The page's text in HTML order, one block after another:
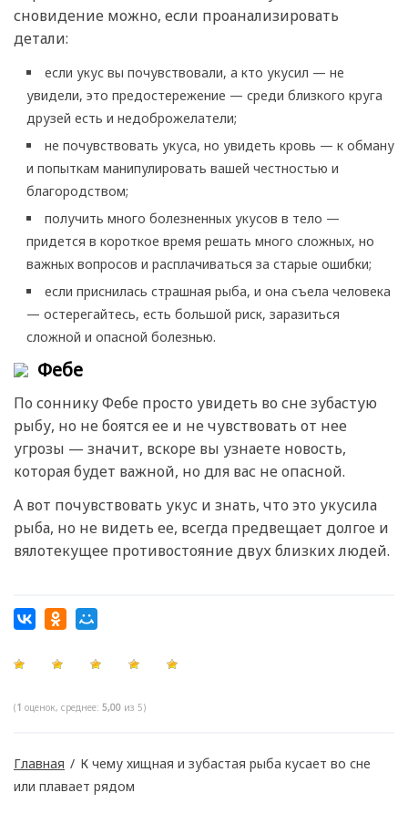
сновидение можно, если проанализировать
детали:
если укус вы почувствовали, а кто укусил — не
увидели, это предостережение — среди близкого круга
друзей есть и недоброжелатели;
не почувствовать укуса, но увидеть кровь — к обману
и попыткам манипулировать вашей честностью и
благородством;
получить много болезненных укусов в тело —
придется в короткое время решать много сложных, но
важных вопросов и расплачиваться за старые ошибки;
если приснилась страшная рыба, и она съела человека
— остерегайтесь, есть большой риск, заразиться
сложной и опасной болезнью.
Фебе
По соннику Фебе просто увидеть во сне зубастую
рыбу, но не боятся ее и не чувствовать от нее
угрозы — значит, вскоре вы узнаете новость,
которая будет важной, но для вас не опасной.
А вот почувствовать укус и знать, что это укусила
рыба, но не видеть ее, всегда предвещает долгое и
вялотекущее противостояние двух близких людей.
(1 оценок, среднее: 5,00 из 5)
Главная / К чему хищная и зубастая рыба кусает во сне
или плавает рядом